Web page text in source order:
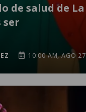
de salud de La
10:00 AM, AGO 27